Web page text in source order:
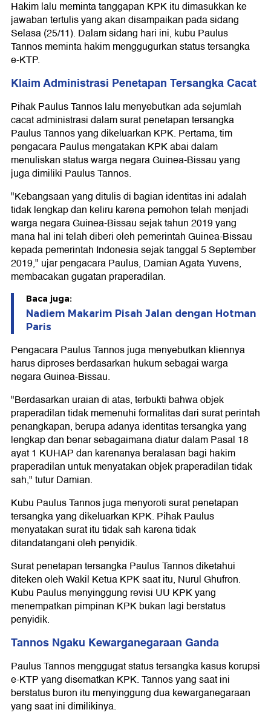
Hakim lalu meminta tanggapan KPK itu dimasukkan ke
jawaban tertulis yang akan disampaikan pada sidang
Selasa (25/11). Dalam sidang hari ini, kubu Paulus
Tannos meminta hakim menggugurkan status tersangka
e-KTP.
Klaim Administrasi Penetapan Tersangka Cacat
Pihak Paulus Tannos lalu menyebutkan ada sejumlah
cacat administrasi dalam surat penetapan tersangka
Paulus Tannos yang dikeluarkan KPK. Pertama, tim
pengacara Paulus mengatakan KPK abai dalam
menuliskan status warga negara Guinea-Bissau yang
juga dimiliki Paulus Tannos.
"Kebangsaan yang ditulis di bagian identitas ini adalah
tidak lengkap dan keliru karena pemohon telah menjadi
warga negara Guinea-Bissau sejak tahun 2019 yang
mana hal ini telah diberi oleh pemerintah Guinea-Bissau
kepada pemerintah Indonesia sejak tanggal 5 September
2019," ujar pengacara Paulus, Damian Agata Yuvens,
membacakan gugatan praperadilan.
Baca juga:
Nadiem Makarim Pisah Jalan dengan Hotman
Paris
Pengacara Paulus Tannos juga menyebutkan kliennya
harus diproses berdasarkan hukum sebagai warga
negara Guinea-Bissau.
"Berdasarkan uraian di atas, terbukti bahwa objek
praperadilan tidak memenuhi formalitas dari surat perintah
penangkapan, berupa adanya identitas tersangka yang
lengkap dan benar sebagaimana diatur dalam Pasal 18
ayat 1 KUHAP dan karenanya beralasan bagi hakim
praperadilan untuk menyatakan objek praperadilan tidak
sah," tutur Damian.
Kubu Paulus Tannos juga menyoroti surat penetapan
tersangka yang dikeluarkan KPK. Pihak Paulus
menyatakan surat itu tidak sah karena tidak
ditandatangani oleh penyidik.
Surat penetapan tersangka Paulus Tannos diketahui
diteken oleh Wakil Ketua KPK saat itu, Nurul Ghufron.
Kubu Paulus menyinggung revisi UU KPK yang
menempatkan pimpinan KPK bukan lagi berstatus
penyidik.
Tannos Ngaku Kewarganegaraan Ganda
Paulus Tannos menggugat status tersangka kasus korupsi
e-KTP yang disematkan KPK. Tannos yang saat ini
berstatus buron itu menyinggung dua kewarganegaraan
yang saat ini dimilikinya.